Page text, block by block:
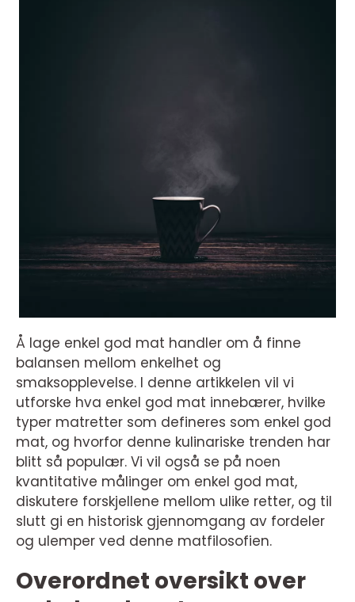
Å lage enkel god mat handler om å finne
balansen mellom enkelhet og
smaksopplevelse. I denne artikkelen vil vi
utforske hva enkel god mat innebærer, hvilke
typer matretter som defineres som enkel god
mat, og hvorfor denne kulinariske trenden har
blitt så populær. Vi vil også se på noen
kvantitative målinger om enkel god mat,
diskutere forskjellene mellom ulike retter, og til
slutt gi en historisk gjennomgang av fordeler
og ulemper ved denne matfilosofien.
Overordnet oversikt over